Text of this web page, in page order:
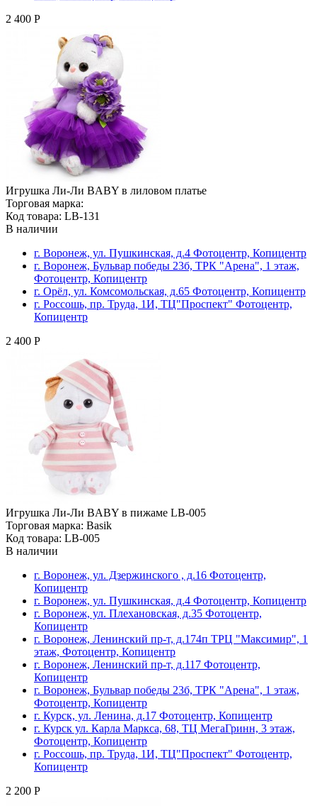
2 400 Р
Игрушка Ли-Ли BABY в лиловом платье
Торговая марка:
Код товара: LB-131
В наличии
г. Воронеж, ул. Пушкинская, д.4 Фотоцентр, Копицентр
г. Воронеж, Бульвар победы 23б, ТРК "Арена", 1 этаж,
Фотоцентр, Копицентр
г. Орёл, ул. Комсомольская, д.65 Фотоцентр, Копицентр
г. Россошь, пр. Труда, 1И, ТЦ"Проспект" Фотоцентр,
Копицентр
2 400 Р
Игрушка Ли-Ли BABY в пижаме LB-005
Торговая марка: Basik
Код товара: LB-005
В наличии
г. Воронеж, ул. Дзержинского , д.16 Фотоцентр,
Копицентр
г. Воронеж, ул. Пушкинская, д.4 Фотоцентр, Копицентр
г. Воронеж, ул. Плехановская, д.35 Фотоцентр,
Копицентр
г. Воронеж, Ленинский пр-т, д.174п ТРЦ "Максимир", 1
этаж, Фотоцентр, Копицентр
г. Воронеж, Ленинский пр-т, д.117 Фотоцентр,
Копицентр
г. Воронеж, Бульвар победы 23б, ТРК "Арена", 1 этаж,
Фотоцентр, Копицентр
г. Курск, ул. Ленина, д.17 Фотоцентр, Копицентр
г. Курск ул. Карла Маркса, 68, ТЦ МегаГринн, 3 этаж,
Фотоцентр, Копицентр
г. Россошь, пр. Труда, 1И, ТЦ"Проспект" Фотоцентр,
Копицентр
2 200 Р